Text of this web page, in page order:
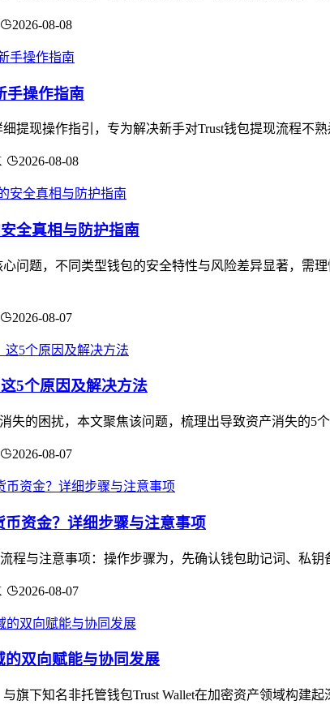
2026-08-08
手操作指南
提现操作指引，专为解决新手对Trust钱包提现流程不
2026-08-08
全真相与防护指南
问题，不同类型钱包的安全特性与风险差异显著，需
2026-08-07
5个原因及解决方法
失的困扰，本文聚焦该问题，梳理出导致资产消失的
2026-08-07
资金？详细步骤与注意事项
程与注意事项：操作步骤为，先确认钱包助记词、私
2026-08-07
双向赋能与协同发展
旗下知名非托管钱包Trust Wallet在加密资产领域构建